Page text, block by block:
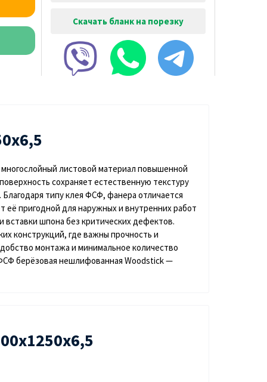
Скачать бланк на порезку
листовой материал повышенной
сохраняет естественную текстуру
типу клея ФСФ, фанера отличается
пригодной для наружных и внутренних работ
шпона без критических дефектов.
конструкций, где важны прочность и
монтажа и минимальное количество
берёзовая нешлифованная Woodstick—